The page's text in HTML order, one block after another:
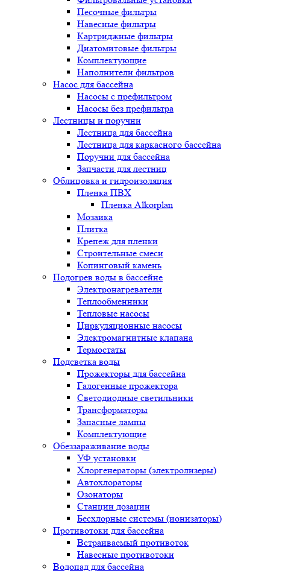
Песочные фильтры
Навесные фильтры
Картриджные фильтры
Диатомитовые фильтры
Комплектующие
Наполнители фильтров
Насос для бассейна
Насосы с префильтром
Насосы без префильтра
Лестницы и поручни
Лестница для бассейна
Лестница для каркасного бассейна
Поручни для бассейна
Запчасти для лестниц
Облицовка и гидроизоляция
Пленка ПВХ
Пленка Alkorplan
Мозаика
Плитка
Крепеж для пленки
Строительные смеси
Копинговый камень
Подогрев воды в бассейне
Электронагреватели
Теплообменники
Тепловые насосы
Циркуляционные насосы
Электромагнитные клапана
Термостаты
Подсветка воды
Прожекторы для бассейна
Галогенные прожектора
Светодиодные светильники
Трансформаторы
Запасные лампы
Комплектующие
Обеззараживание воды
УФ установки
Хлоргенераторы (электролизеры)
Автохлораторы
Озонаторы
Станции дозации
Бесхлорные системы (ионизаторы)
Противотоки для бассейна
Встраиваемый противоток
Навесные противотоки
Водопад для бассейна